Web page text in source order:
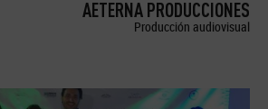
AETERNA PRODUCCIONES
Producción audiovisual